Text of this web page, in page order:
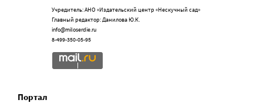
Учредитель: АНО «Издательский центр «Нескучный сад»
Главный редактор: Данилова Ю.К.
info@miloserdie.ru
8-499-350-05-95
Портал